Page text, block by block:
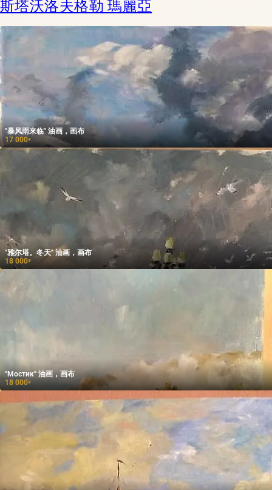
"暴风雨来临" 油画，画布
17 000₽
"雅尔塔。冬天" 油画，画布
18 000₽
"Мостик" 油画，画布
18 000₽